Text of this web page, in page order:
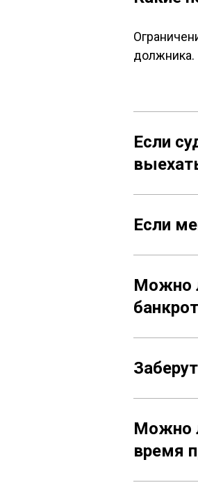
должника.
Если
Если
Можно
Можно
время